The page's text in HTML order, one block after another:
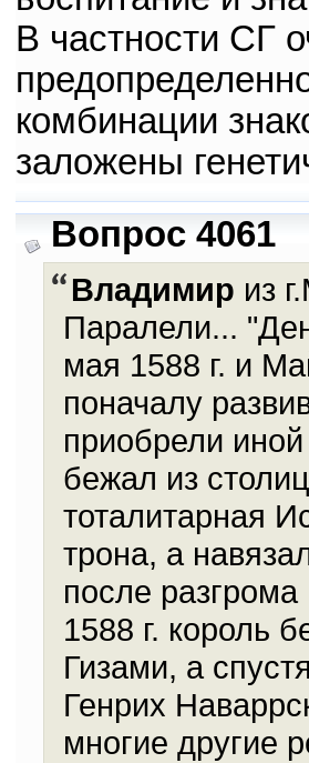
В частности СГ
комбинации
заложены
Вопрос 4061
Владимир из
Паралели...
мая 1588 г. и
поначалу
приобрели
бежал из
тоталитарная
трона, а
после
1588 г. король
Гизами, а
Генрих
многие другие